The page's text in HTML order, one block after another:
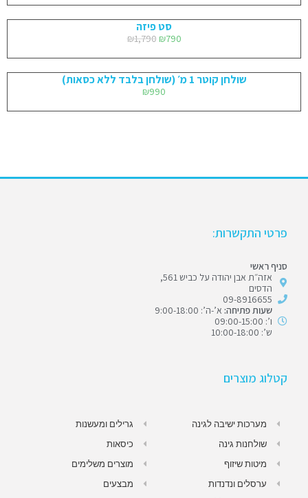
סט פיזה
₪1,790 ₪790
שולחן קוטר 1 מ׳ (שולחן בלבד ללא כסאות)
₪990
פרטי התקשרות:
סניף ראשי
אזה״ת אבן יהודה על כביש 561,
הדסים
09-8916655
שעות פתיחה: א’-ה’: 9:00-18:00
ו’: 09:00-15:00
ש’: 10:00-18:00
קטלוג מוצרים
מערכות ישיבה לגינה
שולחנות גינה
מיטות שיזוף
ערסלים ונדנדות
גרילים ומעשנות
כיסאות
מוצרים משלימים
מבצעים